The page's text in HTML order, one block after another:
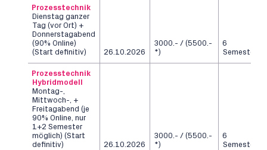
Prozesstechnik
Dienstag ganzer
Tag (vor Ort) +
Donnerstagabend
(90% Online)
(Start definitiv)
26.10.2026
3000.- / (5500.-
*)
6
Semester
Prozesstechnik
Hybridmodell
Montag-,
Mittwoch-, +
Freitagabend (je
90% Online, nur
1+2 Semester
möglich) (Start
definitiv)
26.10.2026
3000.- / (5500.-
*)
6
Semester